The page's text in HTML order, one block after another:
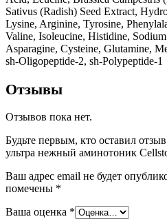
Sativus (Radish) Seed Extract,
Lysine, Arginine, Tyrosine,
Valine, Isoleucine, Histidine,
Asparagine, Cysteine, Glutamine,
sh-Oligopeptide-2, sh-Polypeptide-1
Отзывы
Отзывов пока нет.
Будьте первым, кто оставил
ультра нежный аминотоник
Ваш адрес email не будет
помечены *
Ваша оценка *